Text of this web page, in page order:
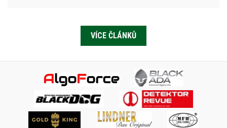
VÍCE ČLÁNKŮ